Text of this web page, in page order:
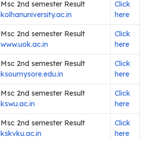
Msc 2nd semester Result
kolhanuniversity.ac.in
Click
here
Msc 2nd semester Result
www.uok.ac.in
Click
here
Msc 2nd semester Result
ksoumysore.edu.in
Click
here
Msc 2nd semester Result
kswu.ac.in
Click
here
Msc 2nd semester Result
kskvku.ac.in
Click
here